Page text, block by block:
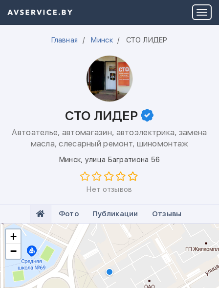
Главная Минск СТО ЛИДЕР
СТО ЛИДЕР
Автоателье, автомагазин, автоэлектрика, замена
масла, слесарный ремонт, шиномонтаж
Минск, улица Багратиона 56
Нет отзывов
Фото Публикации Отзывы
+
−